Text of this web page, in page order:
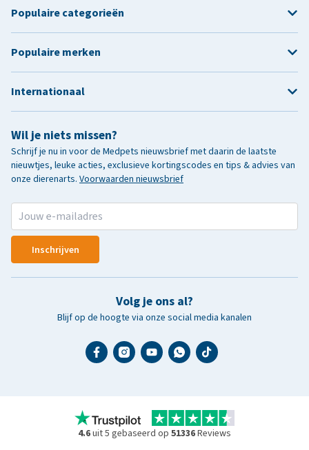
Wil je niets missen?
Schrijf je nu in voor de Medpets nieuwsbrief met daarin de laatste
nieuwtjes, leuke acties, exclusieve kortingscodes en tips & advies van
onze dierenarts. Voorwaarden nieuwsbrief
Inschrijven
Volg je ons al?
Blijf op de hoogte via onze social media kanalen
Populaire categorieën
Populaire merken
Internationaal
4.6uit 5 gebaseerd op 51336Reviews